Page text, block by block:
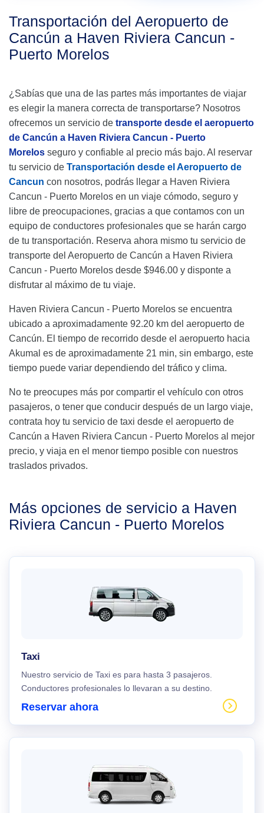
Transportación del Aeropuerto de
Cancún a Haven Riviera Cancun -
Puerto Morelos
¿Sabías que una de las partes más importantes de viajar
es elegir la manera correcta de transportarse? Nosotros
ofrecemos un servicio de transporte desde el aeropuerto
de Cancún a Haven Riviera Cancun - Puerto
Morelos seguro y confiable al precio más bajo. Al reservar
tu servicio de Transportación desde el Aeropuerto de
Cancun con nosotros, podrás llegar a Haven Riviera
Cancun - Puerto Morelos en un viaje cómodo, seguro y
libre de preocupaciones, gracias a que contamos con un
equipo de conductores profesionales que se harán cargo
de tu transportación. Reserva ahora mismo tu servicio de
transporte del Aeropuerto de Cancún a Haven Riviera
Cancun - Puerto Morelos desde $946.00 y disponte a
disfrutar al máximo de tu viaje.
Haven Riviera Cancun - Puerto Morelos se encuentra
ubicado a aproximadamente 92.20 km del aeropuerto de
Cancún. El tiempo de recorrido desde el aeropuerto hacia
Akumal es de aproximadamente 21 min, sin embargo, este
tiempo puede variar dependiendo del tráfico y clima.
No te preocupes más por compartir el vehículo con otros
pasajeros, o tener que conducir después de un largo viaje,
contrata hoy tu servicio de taxi desde el aeropuerto de
Cancún a Haven Riviera Cancun - Puerto Morelos al mejor
precio, y viaja en el menor tiempo posible con nuestros
traslados privados.
Más opciones de servicio a Haven
Riviera Cancun - Puerto Morelos
Taxi
Nuestro servicio de Taxi es para hasta 3 pasajeros.
Conductores profesionales lo llevaran a su destino.
Reservar ahora